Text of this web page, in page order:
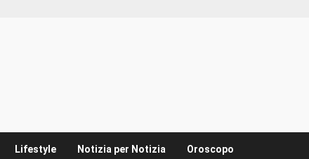
Lifestyle Notizia per Notizia Oroscopo